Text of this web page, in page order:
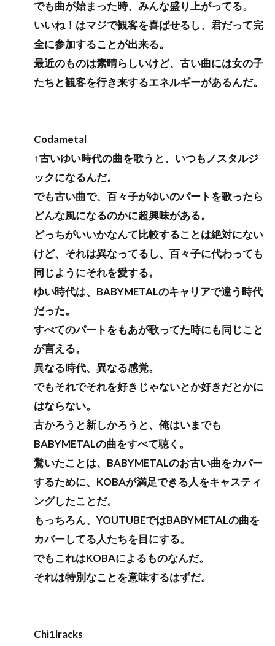
でも曲が始まった時、みんな盛り上がってる。
いいね！はマジで観客を喜ばせるし、君だって完
全に参加することが出来る。
最近のものは素晴らしいけど、古い曲には女の子
たちと観客を行き来するエネルギーがあるんだ。
Codametal
↑古いゆい時代の曲を歌うと、いつもノスタルジ
ックになるんだ。
でも古い曲で、百々子がゆいのパートを歌ったら
どんな風になるのかに超興味がある。
どっちがいいかなんて比較することは絶対にない
けど、それは異なってるし、百々子に代わっても
同じようにそれを愛する。
ゆい時代は、BABYMETALのキャリアで違う時代
だった。
すべてのパートをもあが歌ってた時にも同じこと
が言える。
異なる時代、異なる感覚。
でもそれでそれを好きじゃないとか好きだとかに
はならない。
古かろうと新しかろうと、俺はいまでも
BABYMETALの曲をすべて聴く。
驚いたことは、BABYMETALのお古い曲をカバー
するために、KOBAが満足できる人をキャスティ
ングしたことだ。
もっちろん、YOUTUBEではBABYMETALの曲を
カバーしてる人たちを目にする。
でもこれはKOBAによるものなんだ。
それは特別なことを意味するはずだ。
Chi1lracks